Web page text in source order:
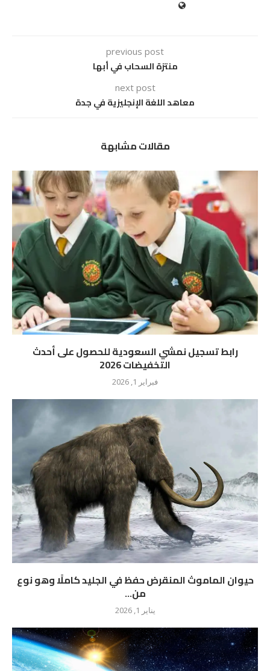
previous post
منتزة السحاب في أبها
next post
معاهد اللغة الإنجليزية في جدة
مقالات مشابهة
رابط تسجيل نمشي السعودية للحصول على أحدث
التخفيضات 2026
فبراير 1, 2026
حيوان الماموث المنقرض حفظ في الجليد كاملًا وهو نوع
من...
يناير 1, 2026